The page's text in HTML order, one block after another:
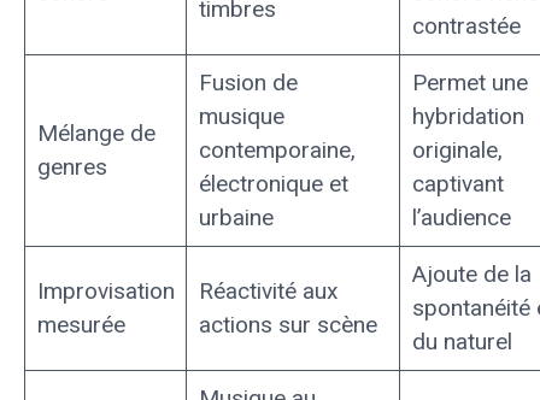
timbres
contrastée
Mélange de
genres
Fusion de
musique
contemporaine,
électronique et
urbaine
Permet une
hybridation
originale,
captivant
l’audience
Improvisation
mesurée
Réactivité aux
actions sur scène
Ajoute de la
spontanéité
du naturel